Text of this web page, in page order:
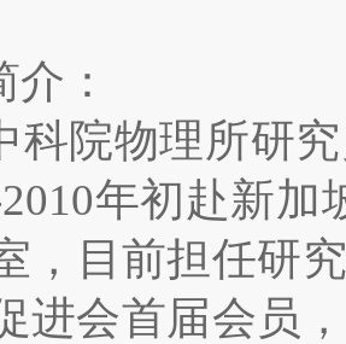
：
科院物理所研
年初赴新加
，目前担任研
进会首届会员，